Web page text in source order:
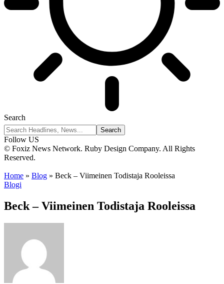
Search
Follow US
© Foxiz News Network. Ruby Design Company. All Rights
Reserved.
Home » Blog » Beck – Viimeinen Todistaja Rooleissa
Blogi
Beck – Viimeinen Todistaja Rooleissa